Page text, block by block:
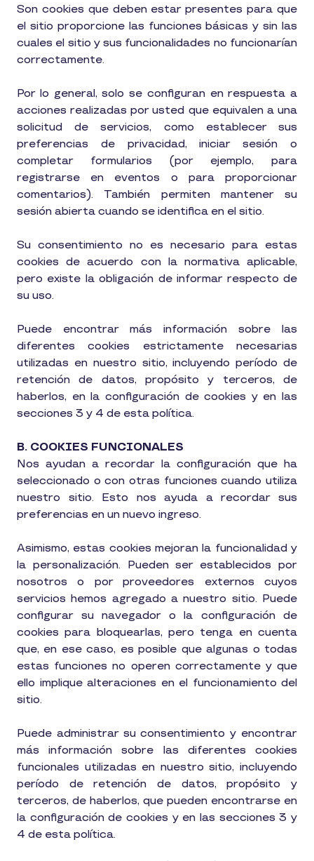
Son cookies que deben estar presentes para que
el sitio proporcione las funciones básicas y sin las
cuales el sitio y sus funcionalidades no funcionarían
correctamente.
Por lo general, solo se configuran en respuesta a
acciones realizadas por usted que equivalen a una
solicitud de servicios, como establecer sus
preferencias de privacidad, iniciar sesión o
completar formularios (por ejemplo, para
registrarse en eventos o para proporcionar
comentarios). También permiten mantener su
sesión abierta cuando se identifica en el sitio.
Su consentimiento no es necesario para estas
cookies de acuerdo con la normativa aplicable,
pero existe la obligación de informar respecto de
su uso.
Puede encontrar más información sobre las
diferentes cookies estrictamente necesarias
utilizadas en nuestro sitio, incluyendo período de
retención de datos, propósito y terceros, de
haberlos, en la configuración de cookies y en las
secciones 3 y 4 de esta política.
B. COOKIES FUNCIONALES
Nos ayudan a recordar la configuración que ha
seleccionado o con otras funciones cuando utiliza
nuestro sitio. Esto nos ayuda a recordar sus
preferencias en un nuevo ingreso.
Asimismo, estas cookies mejoran la funcionalidad y
la personalización. Pueden ser establecidos por
nosotros o por proveedores externos cuyos
servicios hemos agregado a nuestro sitio. Puede
configurar su navegador o la configuración de
cookies para bloquearlas, pero tenga en cuenta
que, en ese caso, es posible que algunas o todas
estas funciones no operen correctamente y que
ello implique alteraciones en el funcionamiento del
sitio.
Puede administrar su consentimiento y encontrar
más información sobre las diferentes cookies
funcionales utilizadas en nuestro sitio, incluyendo
período de retención de datos, propósito y
terceros, de haberlos, que pueden encontrarse en
la configuración de cookies y en las secciones 3 y
4 de esta política.